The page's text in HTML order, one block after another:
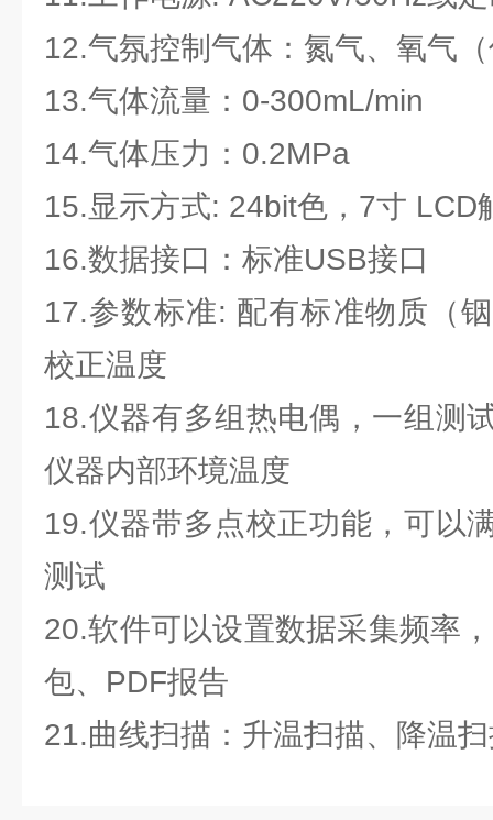
12.气氛控制气体：氮气、氧气
13.气体流量：0-300mL/min
14.气体压力：0.2MPa
15.显示方式: 24bit色，7寸 LCD
16.数据接口：标准USB接口
17.参数标准: 配有标准物质（
校正温度
18.仪器有多组热电偶，一组测
仪器内部环境温度
19.仪器带多点校正功能，可以
测试
20.软件可以设置数据采集频率
包、PDF报告
21.曲线扫描：升温扫描、降温